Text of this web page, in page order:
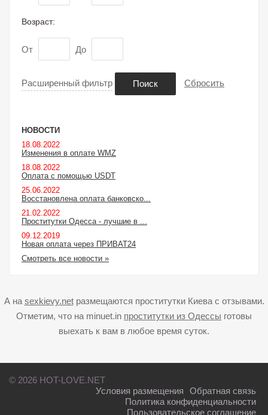
Возраст:
От До
Расширенный фильтр Поиск Сбросить
НОВОСТИ
18.08.2022
Изменения в оплате WMZ
18.08.2022
Оплата с помощью USDT
25.06.2022
Восстановлена оплата банковско...
21.02.2022
Проститутки Одесса - лучшие в ...
09.12.2019
Новая оплата через ПРИВАТ24
Смотреть все новости »
А на sexkievy.netразмещаются проститутки Киева с отзывами.
Отметим, что на minuet.in проститутки из Одессы готовы
выехать к вам в любое время суток.
© 2026 HOT-LOVE.NET
Обратная связь
Условия размещения
Политика конфиденциальности
Пользовательское соглашение